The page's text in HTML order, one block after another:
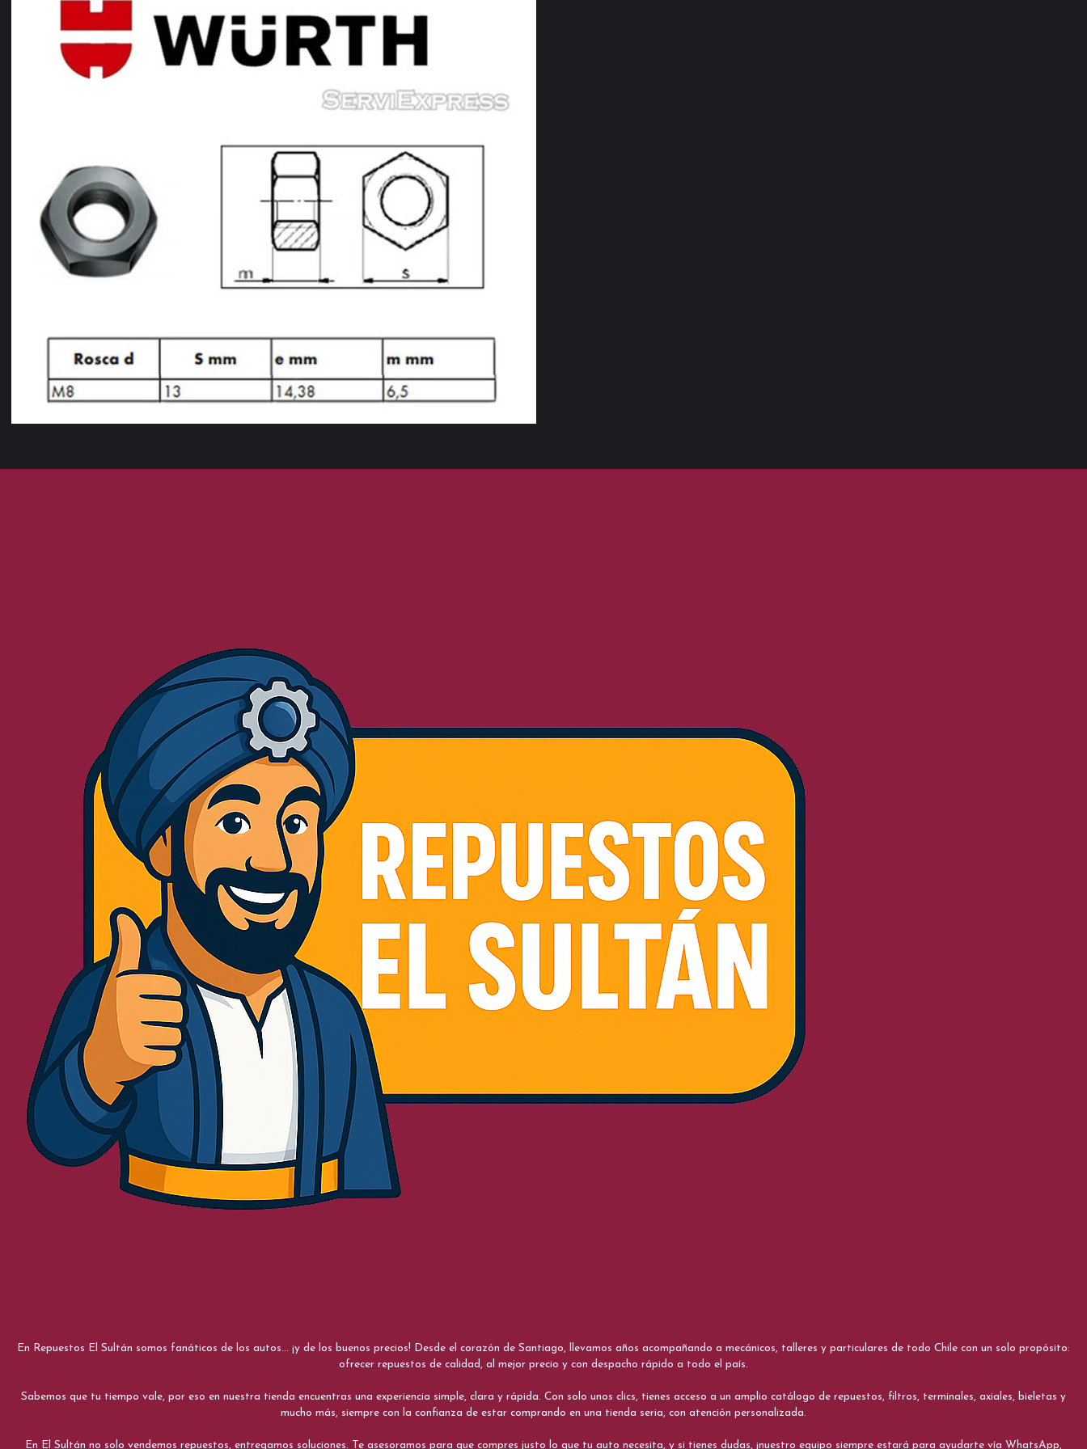
En Repuestos El Sultán somos fanáticos de los autos... ¡y de los buenos precios! Desde el corazón de Santiago, llevamos años acompañando a mecánicos, talleres y particulares de todo Chile con un solo propósito:
ofrecer repuestos de calidad, al mejor precio y con despacho rápido a todo el país.
Sabemos que tu tiempo vale, por eso en nuestra tienda encuentras una experiencia simple, clara y rápida. Con solo unos clics, tienes acceso a un amplio catálogo de repuestos, filtros, terminales, axiales, bieletas y
mucho más, siempre con la confianza de estar comprando en una tienda seria, con atención personalizada.
En El Sultán no solo vendemos repuestos, entregamos soluciones. Te asesoramos para que compres justo lo que tu auto necesita, y si tienes dudas, ¡nuestro equipo siempre estará para ayudarte vía WhatsApp,